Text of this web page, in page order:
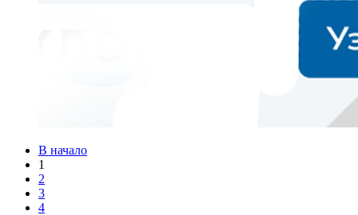
В начало
1
2
3
4